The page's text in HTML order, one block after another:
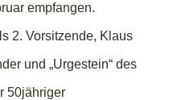
empfangen.
2. Vorsitzende, Klaus
und „Urgestein“ des
50jähriger